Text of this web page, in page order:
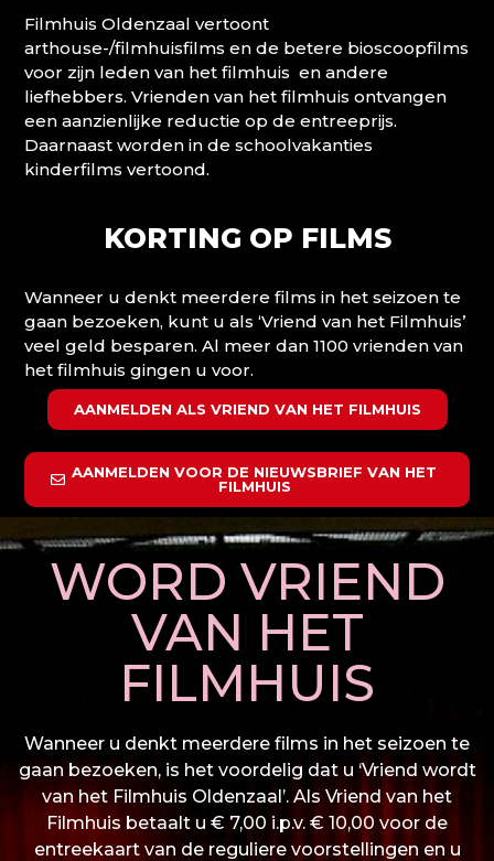
Filmhuis Oldenzaal vertoont
arthouse-/filmhuisfilms en de betere bioscoopfilms
voor zijn leden van het filmhuis en andere
liefhebbers. Vrienden van het filmhuis ontvangen
een aanzienlijke reductie op de entreeprijs.
Daarnaast worden in de schoolvakanties
kinderfilms vertoond.
KORTING OP FILMS
Wanneer u denkt meerdere films in het seizoen te
gaan bezoeken, kunt u als ‘Vriend van het Filmhuis’
veel geld besparen. Al meer dan 1100 vrienden van
het filmhuis gingen u voor.
AANMELDEN ALS VRIEND VAN HET FILMHUIS
AANMELDEN VOOR DE NIEUWSBRIEF VAN HET
FILMHUIS
WORD VRIEND
VAN HET
FILMHUIS
Wanneer u denkt meerdere films in het seizoen te
gaan bezoeken, is het voordelig dat u ‘Vriend wordt
van het Filmhuis Oldenzaal’. Als Vriend van het
Filmhuis betaalt u € 7,00 i.p.v. € 10,00 voor de
entreekaart van de reguliere voorstellingen en u